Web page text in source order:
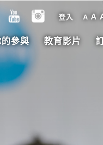
登入 A A
參與 教育影片